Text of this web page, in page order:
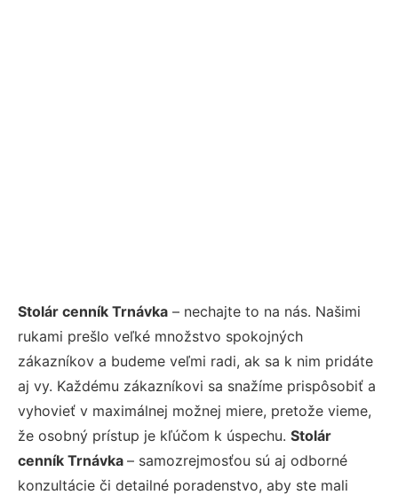
Stolár cenník Trnávka – nechajte to na nás. Našimi
rukami prešlo veľké množstvo spokojných
zákazníkov a budeme veľmi radi, ak sa k nim pridáte
aj vy. Každému zákazníkovi sa snažíme prispôsobiť a
vyhovieť v maximálnej možnej miere, pretože vieme,
že osobný prístup je kľúčom k úspechu. Stolár
cenník Trnávka – samozrejmosťou sú aj odborné
konzultácie či detailné poradenstvo, aby ste mali